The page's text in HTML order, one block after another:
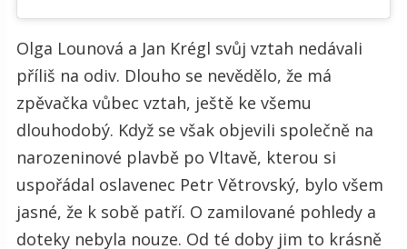
Olga Lounová a Jan Krégl svůj vztah nedávali
příliš na odiv. Dlouho se nevědělo, že má
zpěvačka vůbec vztah, ještě ke všemu
dlouhodobý. Když se však objevili společně na
narozeninové plavbě po Vltavě, kterou si
uspořádal oslavenec Petr Větrovský, bylo všem
jasné, že k sobě patří. O zamilované pohledy a
doteky nebyla nouze. Od té doby jim to krásně